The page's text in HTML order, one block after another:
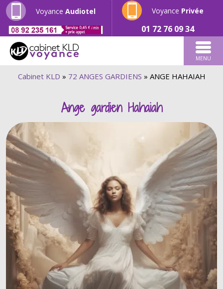
Voyance Audiotel Voyance Privée
01 72 76 09 34
MENU
Cabinet KLD » 72 ANGES GARDIENS » ANGE HAHAIAH
Ange gardien Hahaiah